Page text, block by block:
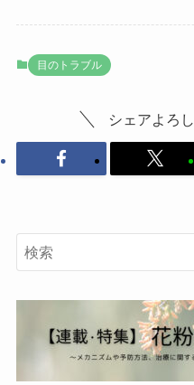
目のトラブル
シェアよろ